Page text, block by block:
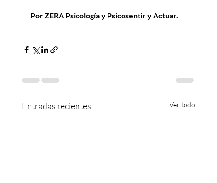
Por ZERA Psicología y Psicosentir y Actuar.
Entradas recientes Ver todo